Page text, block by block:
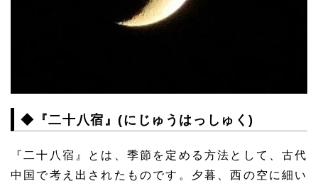
◆『二十八宿』(にじゅうはっしゅく)
『二十八宿』とは、季節を定める方法として、古代
中国で考え出されたものです。夕暮、西の空に細い